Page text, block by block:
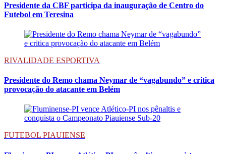
Presidente da CBF participa da inauguração de Centro do
Futebol em Teresina
RIVALIDADE ESPORTIVA
Presidente do Remo chama Neymar de “vagabundo” e critica
provocação do atacante em Belém
FUTEBOL PIAUIENSE